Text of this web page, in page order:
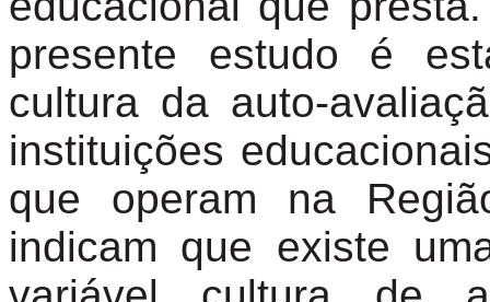
presente estudo é
cultura da auto-
instituições
que operam na
indicam que existe